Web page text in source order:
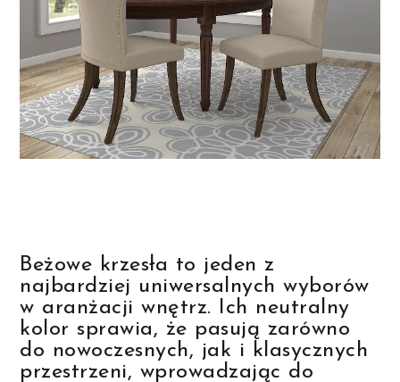
Beżowe krzesła to jeden z
najbardziej uniwersalnych wyborów
w aranżacji wnętrz. Ich neutralny
kolor sprawia, że pasują zarówno
do nowoczesnych, jak i klasycznych
przestrzeni, wprowadzając do